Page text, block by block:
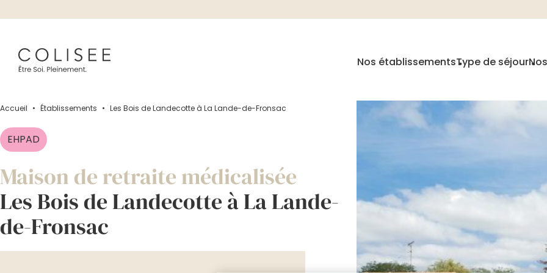
Nos établissementsType de séjour
Accueil • Établissements • Les Bois de Landecotte à La Lande-de-Fronsac
EHPAD
Maison de retraite médicalisée
Les Bois de Landecotte à La Lande-
de-Fronsac